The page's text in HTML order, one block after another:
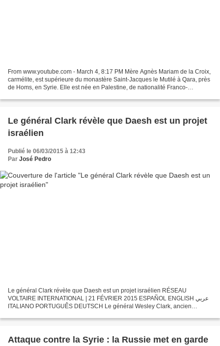
From www.youtube.com - March 4, 8:17 PM Mère Agnès Mariam de la Croix,
carmélite, est supérieure du monastère Saint-Jacques le Mutilé à Qara, près
de Homs, en Syrie. Elle est née en Palestine, de nationalité Franco-
Le général Clark révèle que Daesh est un projet
israélien
Publié le 06/03/2015 à 12:43
Par José Pedro
Le général Clark révèle que Daesh est un projet israélien RÉSEAU
VOLTAIRE INTERNATIONAL | 21 FÉVRIER 2015 ESPAÑOL ENGLISH عربي
ITALIANO PORTUGUÊS DEUTSCH Le général Wesley Clark, ancien
Attaque contre la Syrie : la Russie met en garde